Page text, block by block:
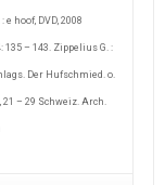
hoof, DVD, 2008
135 – 143. Zippelius G. :
Der Hufschmied. o.
21 – 29 Schweiz. Arch.